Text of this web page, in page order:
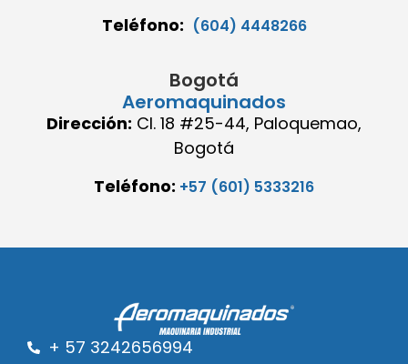
Teléfono: (604) 4448266
Bogotá
Aeromaquinados
Dirección: Cl. 18 #25-44, Paloquemao,
Bogotá
Teléfono: +57 (601) 5333216
+ 57 3242656994